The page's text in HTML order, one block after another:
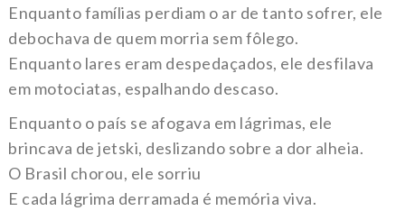
Enquanto famílias perdiam o ar de tanto sofrer, ele
debochava de quem morria sem fôlego.
Enquanto lares eram despedaçados, ele desfilava
em motociatas, espalhando descaso.
Enquanto o país se afogava em lágrimas, ele
brincava de jetski, deslizando sobre a dor alheia.
O Brasil chorou, ele sorriu
E cada lágrima derramada é memória viva.